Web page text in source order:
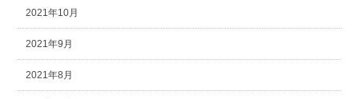
2021年10月
2021年9月
2021年8月